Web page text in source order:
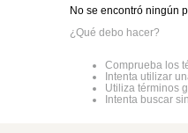
No se encontró ningún
¿Qué debo hacer?
Comprueba los
Intenta utilizar
Utiliza términos
Intenta buscar